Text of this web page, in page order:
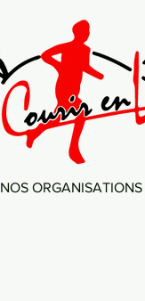
NOS ORGANISATIONS